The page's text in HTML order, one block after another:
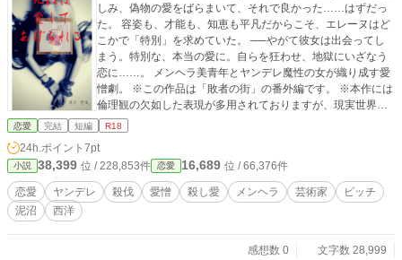
しみ、偽物の愛をばらまいて、それで良かった……はずだっ
た。 容姿も、才能も、知恵も平凡だからこそ、エレーヌはど
こかで「特別」を求めていた。 ──やがて彼女は出会ってし
まう。特別な、本当の愛に。自らを狂わせ、地獄にいざなう
恋に……。 メンヘラ美青年とヤンデレ魔性の女が織り成す愛
憎劇。 ※この作品は「敗者の街」の番外編です。 ※本作には
倫理観の欠如した表現が多用されておりますが、現実世界で
は真似をしないようよろしくお願いします。 ※この物語は現
ます。また、あくまで「この世界と類似しているが細部の異
なる並行世界」の物語という設定です。 「敗者の街」はこち
ら https://www.alphapolis.co.jp/novel/33242583/99233521
恋愛 完結 短編 R18
24h.ポイント 7pt
小説 38,399 位 / 228,853件 恋愛 16,689 位 / 66,376件
恋愛 ヤンデレ 殺伐 愛憎 殺し愛 メンヘラ 芸術家
ビッチ
泥沼
西洋
感想数 0
文字数 28,999